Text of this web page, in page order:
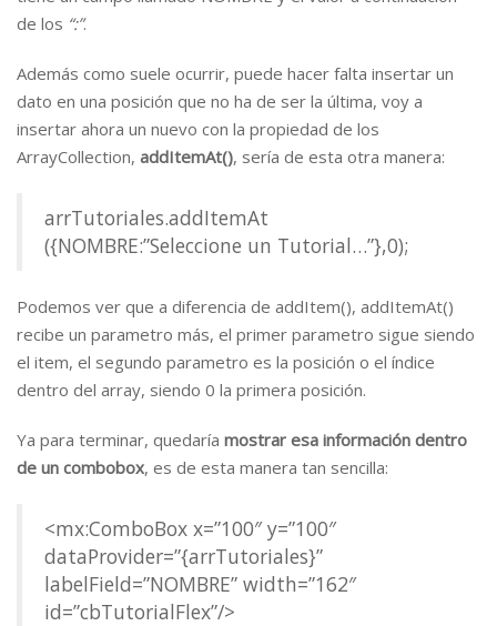
de los “:”.
Además como suele ocurrir, puede hacer falta insertar un
dato en una posición que no ha de ser la última, voy a
insertar ahora un nuevo con la propiedad de los
ArrayCollection, addItemAt(), sería de esta otra manera:
arrTutoriales.addItemAt
({NOMBRE:”Seleccione un Tutorial…”},0);
Podemos ver que a diferencia de addItem(), addItemAt()
recibe un parametro más, el primer parametro sigue siendo
el item, el segundo parametro es la posición o el índice
dentro del array, siendo 0 la primera posición.
Ya para terminar, quedaría mostrar esa información dentro
de un combobox, es de esta manera tan sencilla:
<mx:ComboBox x=”100″ y=”100″
dataProvider=”{arrTutoriales}”
labelField=”NOMBRE” width=”162″
id=”cbTutorialFlex”/>